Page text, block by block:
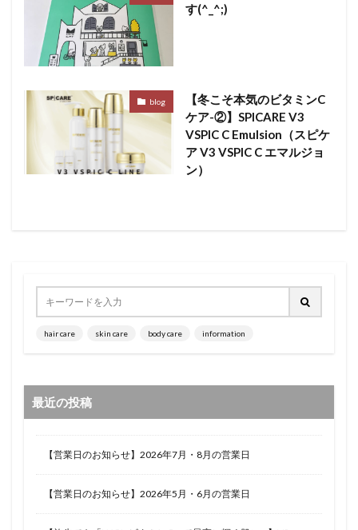
す(^_^;)
blog
【冬こそ本気のビタミンC
ケア-②】SPICARE V3
VSPIC C Emulsion（スピケ
ア V3 VSPIC C エマルジョ
ン）
hair care skin care body care information
最近の投稿
【営業日のお知らせ】2026年7月・8月の営業日
【営業日のお知らせ】2026年5月・6月の営業日